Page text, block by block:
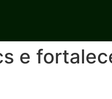
e